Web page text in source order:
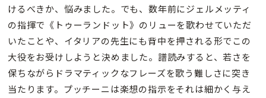
けるべきか、悩みました。でも、数年前にジェルメッティ
の指揮で《トゥーランドット》のリューを歌わせていただ
いたことや、イタリアの先生にも背中を押される形でこの
大役をお受けしようと決めました。譜読みすると、若さを
保ちながらドラマティックなフレーズを歌う難しさに突き
当たります。プッチーニは楽想の指示をそれは細かく与え